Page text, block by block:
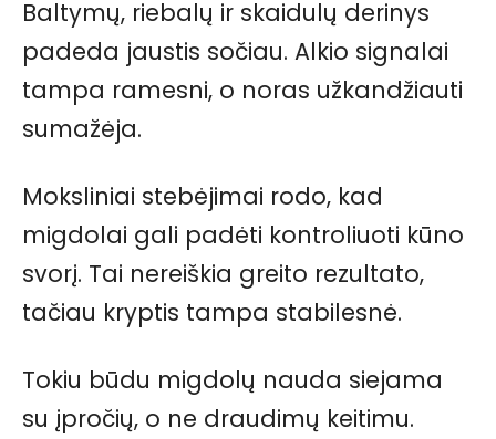
Baltymų, riebalų ir skaidulų derinys
padeda jaustis sočiau. Alkio signalai
tampa ramesni, o noras užkandžiauti
sumažėja.
Moksliniai stebėjimai rodo, kad
migdolai gali padėti kontroliuoti kūno
svorį. Tai nereiškia greito rezultato,
tačiau kryptis tampa stabilesnė.
Tokiu būdu migdolų nauda siejama
su įpročių, o ne draudimų keitimu.